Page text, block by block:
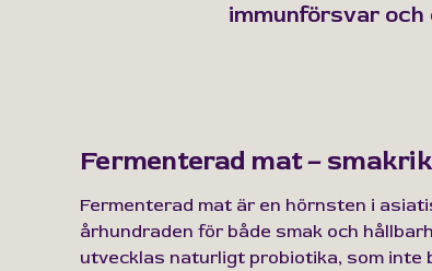
immunförsvar
Fermenterad mat –
Fermenterad mat är en hörnsten i
århundraden för både smak och
utvecklas naturligt probiotika, som